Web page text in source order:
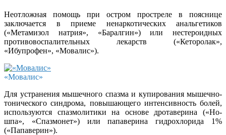
Неотложная помощь при остром простреле в пояснице
заключается в приеме ненаркотических анальгетиков
(«Метамизол натрия», «Баралгин») или нестероидных
противовоспалительных лекарств («Кеторолак»,
«Ибупрофен», «Мовалис»).
«Мовалис»
Для устранения мышечного спазма и купирования мышечно-
тонического синдрома, повышающего интенсивность болей,
используются спазмолитики на основе дротаверина («Но-
шпа», «Спазмонет») или папаверина гидрохлорида 1%
(«Папаверин»).